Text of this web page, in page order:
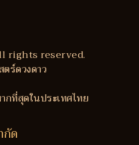
rights reserved.
ร์ดวงดาว
กที่สุดในประเทศไทย
ด